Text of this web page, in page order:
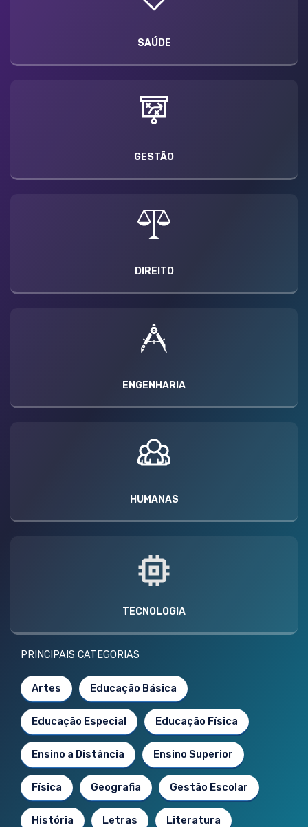
SAÚDE
GESTÃO
DIREITO
ENGENHARIA
HUMANAS
TECNOLOGIA
PRINCIPAIS CATEGORIAS
Artes Educação Básica
Educação Especial Educação Física
Ensino a Distância Ensino Superior
Física Geografia Gestão Escolar
História Letras Literatura